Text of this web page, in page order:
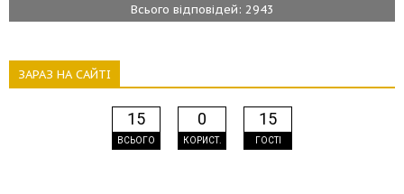
Всього відповідей: 2943
ЗАРАЗ НА САЙТІ
15
ВСЬОГО
0
КОРИСТ.
15
ГОСТІ